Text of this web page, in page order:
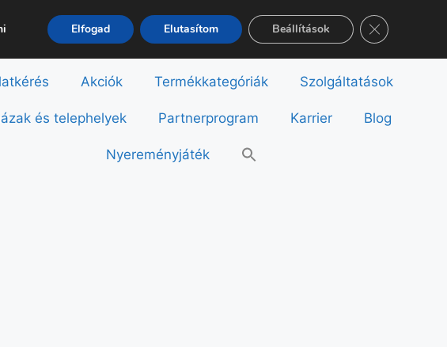
Akciók Termékkategóriák Szolgáltatások
és telephelyek Partnerprogram Karrier Blog
Nyereményjáték
Elfogad Elutasítom Beállítások Close GDPR